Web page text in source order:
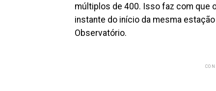
múltiplos de 400. Isso faz com que
instante do início da mesma
Observatório.